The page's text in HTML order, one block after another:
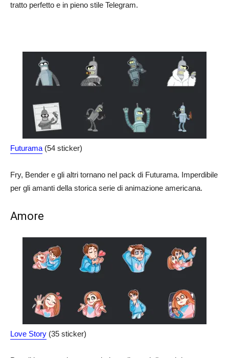
tratto perfetto e in pieno stile Telegram.
Futurama (54 sticker)
Fry, Bender e gli altri tornano nel pack di Futurama. Imperdibile
per gli amanti della storica serie di animazione americana.
Amore
Love Story (35 sticker)